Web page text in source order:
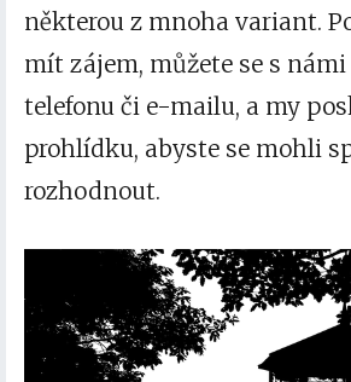
některou z mnoha variant.
mít zájem, můžete se s
telefonu či e-mailu, a my
prohlídku, abyste se mohli
rozhodnout.